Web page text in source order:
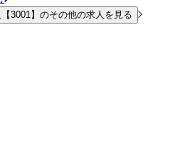
3001】のその他の求人を見る